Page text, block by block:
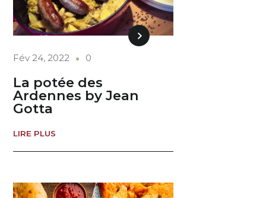
Fév 24, 2022 0
La potée des
Ardennes by Jean
Gotta
LIRE PLUS